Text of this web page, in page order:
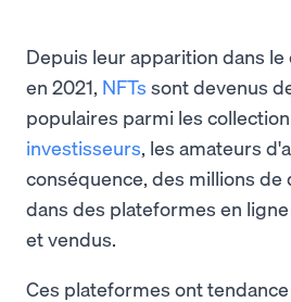
Depuis leur apparition dans
en 2021, NFTs sont devenus
populaires parmi les
investisseurs, les amateurs
conséquence, des millions de
dans des plateformes en
et vendus.
Ces plateformes ont